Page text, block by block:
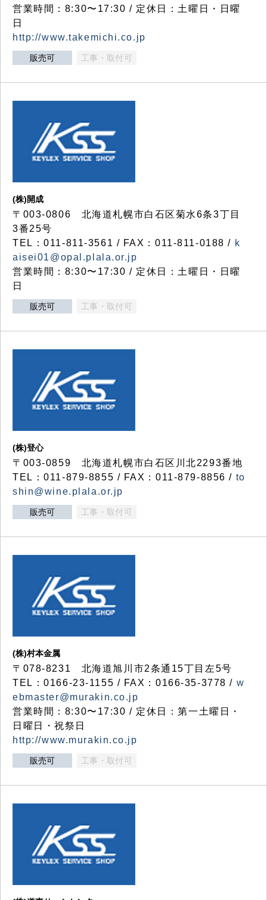
営業時間：8:30〜17:30 / 定休日：土曜日・日曜
日
http://www.takemichi.co.jp
販売可 工事・取付可
(株)開成
〒003-0806 北海道札幌市白石区菊水6条3丁目
3番25号
TEL：011-811-3561 / FAX：011-811-0188 / k
aisei01@opal.plala.or.jp
営業時間：8:30〜17:30 / 定休日：土曜日・日曜
日
販売可 工事・取付可
(株)登心
〒003-0859 北海道札幌市白石区川北2293番地
TEL：011-879-8855 / FAX：011-879-8856 / to
shin@wine.plala.or.jp
販売可 工事・取付可
(株)村本金属
〒078-8231 北海道旭川市2条通15丁目左5号
TEL：0166-23-1155 / FAX：0166-35-3778 / w
ebmaster@murakin.co.jp
営業時間：8:30〜17:30 / 定休日：第一土曜日・
日曜日・祝祭日
http://www.murakin.co.jp
販売可 工事・取付可